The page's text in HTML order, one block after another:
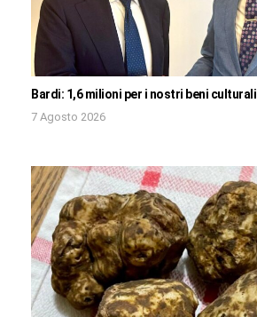
Bardi: 1,6 milioni per i nostri beni culturali
7 Agosto 2026